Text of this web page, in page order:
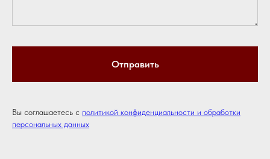
Отправить
Вы соглашаетесь с политикой конфиденциальности и обработки
персональных данных